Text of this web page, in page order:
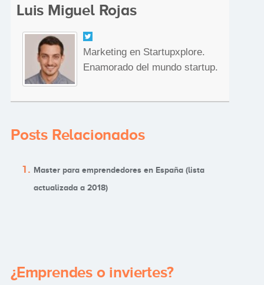
Luis Miguel Rojas
Marketing en Startupxplore.
Enamorado del mundo startup.
Posts Relacionados
Master para emprendedores en España (lista
actualizada a 2018)
¿Emprendes o inviertes?